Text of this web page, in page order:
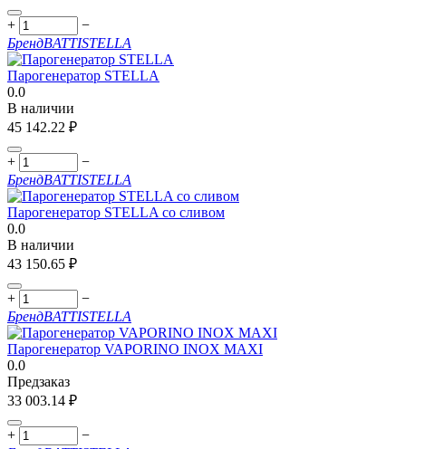
+
−
БрендBATTISTELLA
Парогенератор STELLA
0.0
В наличии
45 142.22 ₽
+
−
БрендBATTISTELLA
Парогенератор STELLA со сливом
0.0
В наличии
43 150.65 ₽
+
−
БрендBATTISTELLA
Парогенератор VAPORINO INOX MAXI
0.0
Предзаказ
33 003.14 ₽
+
−